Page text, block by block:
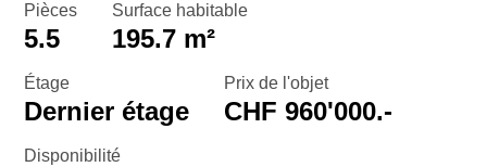
Pièces
5.5
Surface habitable
195.7 m²
Étage
Dernier étage
Prix de l'objet
CHF 960'000.-
Disponibilité